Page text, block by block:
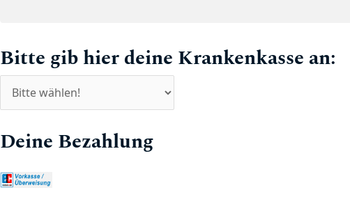
Bitte gib hier deine Krankenkasse an:
Deine Bezahlung